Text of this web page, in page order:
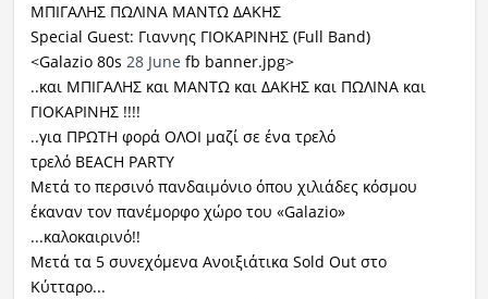
ΜΠΙΓΑΛΗΣ ΠΩΛΙΝΑ ΜΑΝΤΩ ΔΑΚΗΣ
Special Guest: Γιαννης ΓΙΟΚΑΡΙΝΗΣ (Full Band)
<Galazio 80s 28 June fb banner.jpg>
..και ΜΠΙΓΑΛΗΣ και ΜΑΝΤΩ και ΔΑΚΗΣ και ΠΩΛΙΝΑ και
ΓΙΟΚΑΡΙΝΗΣ !!!!
..για ΠΡΩΤΗ φορά ΟΛΟΙ μαζί σε ένα τρελό
τρελό BEACH PARTY
Μετά το περσινό πανδαιμόνιο όπου χιλιάδες κόσμου
έκαναν τον πανέμορφο χώρο του «Galazio»
...καλοκαιρινό!!
Μετά τα 5 συνεχόμενα Ανοιξιάτικα Sold Out στο
Κύτταρο...